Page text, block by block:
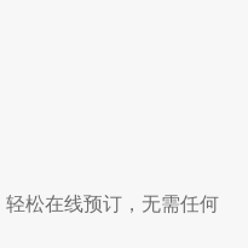
松在线预订，无需任何